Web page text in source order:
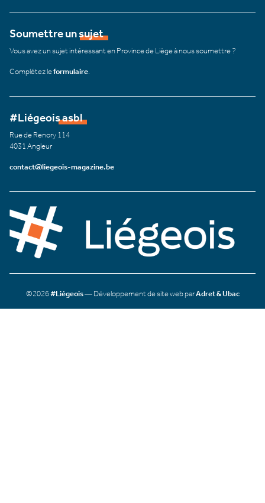
Soumettre un sujet
Vous avez un sujet intéressant en Province de Liège à nous soumettre ?
Complétez leformulaire
#Liégeois asbl
Rue de Renory 114
4031 Angleur
contact@liegeois-magazine.be
©2026#Liégeois— Développement de site web parAdret & Ubac